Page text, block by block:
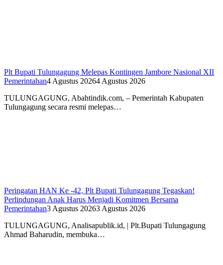
Plt Bupati Tulungagung Melepas Kontingen Jambore Nasional XII
Pemerintahan4 Agustus 20264 Agustus 2026
TULUNGAGUNG, Abahtindik.com, – Pemerintah Kabupaten
Tulungagung secara resmi melepas…
Peringatan HAN Ke -42, Plt Bupati Tulungagung Tegaskan!
Perlindungan Anak Harus Menjadi Komitmen Bersama
Pemerintahan3 Agustus 20263 Agustus 2026
TULUNGAGUNG, Analisapublik.id, | Plt.Bupati Tulungagung
Ahmad Baharudin, membuka…